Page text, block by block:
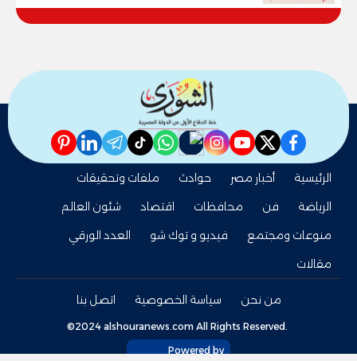
facebook
twitter
youtube
instagram
nabd
whatsapp
tiktok
telegram
linkedin
pinterest
الرئيسية أخبار مصر حوادث
ملفات وتحقيقات
الرياضة
فن محافظات اقتصاد
شئون العالم
منوعات ومجتمع
فيديو و توك شو
العدد الورقي
مقالات
من نحن سياسة الخصوصية اتصل بنا
©2024 alshouranews.com All Rights Reserved.
Powered by